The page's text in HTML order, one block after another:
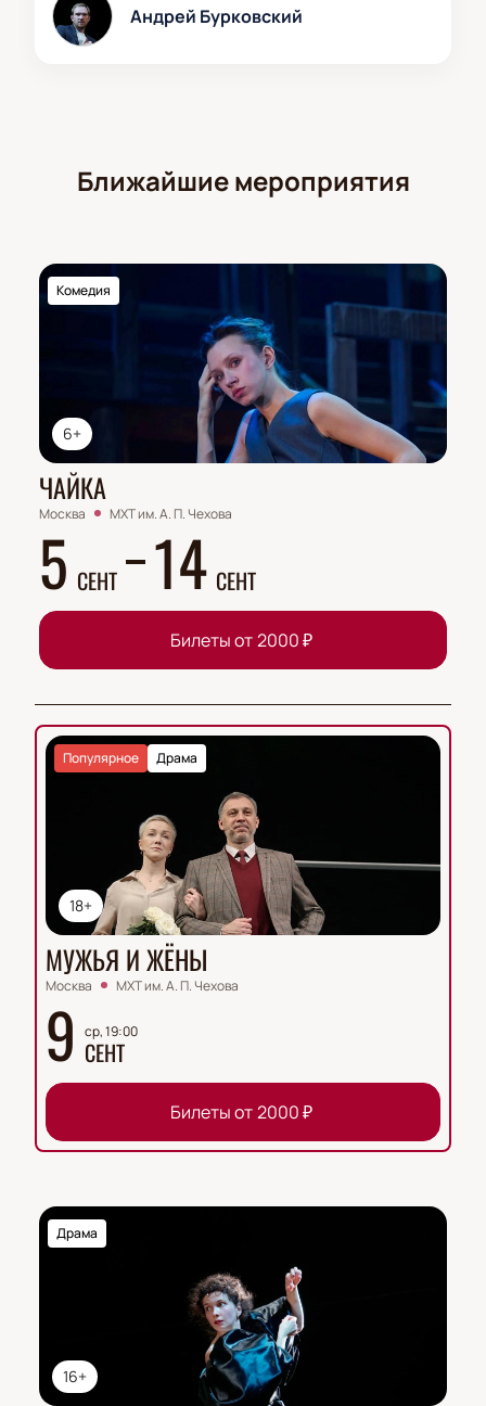
Андрей Бурковский
Ближайшие мероприятия
6+
Комедия
ЧАЙКА
Москва МХТ им. А. П. Чехова
5 СЕНТ 14 СЕНТ
Билеты от 2000₽
18+
Драма
Популярное
МУЖЬЯ И ЖЁНЫ
Москва МХТ им. А. П. Чехова
9 ср, 19:00
СЕНТ
Билеты от 2000₽
16+
Драма